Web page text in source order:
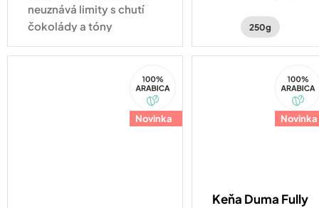
neuznává limity s chutí
čokolády a tóny
lískových oříšků.
zavede na cestu
plantážích
250g
Arabica
Novinka
Arabica
Novinka
Keňa Duma Fully